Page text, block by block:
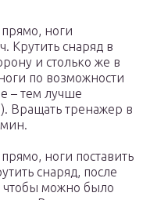
прямо, ноги
Крутить снаряд в
и столько же в
по возможности
– тем лучше
Вращать тренажер в
ноги поставить
снаряд, после
чтобы можно было